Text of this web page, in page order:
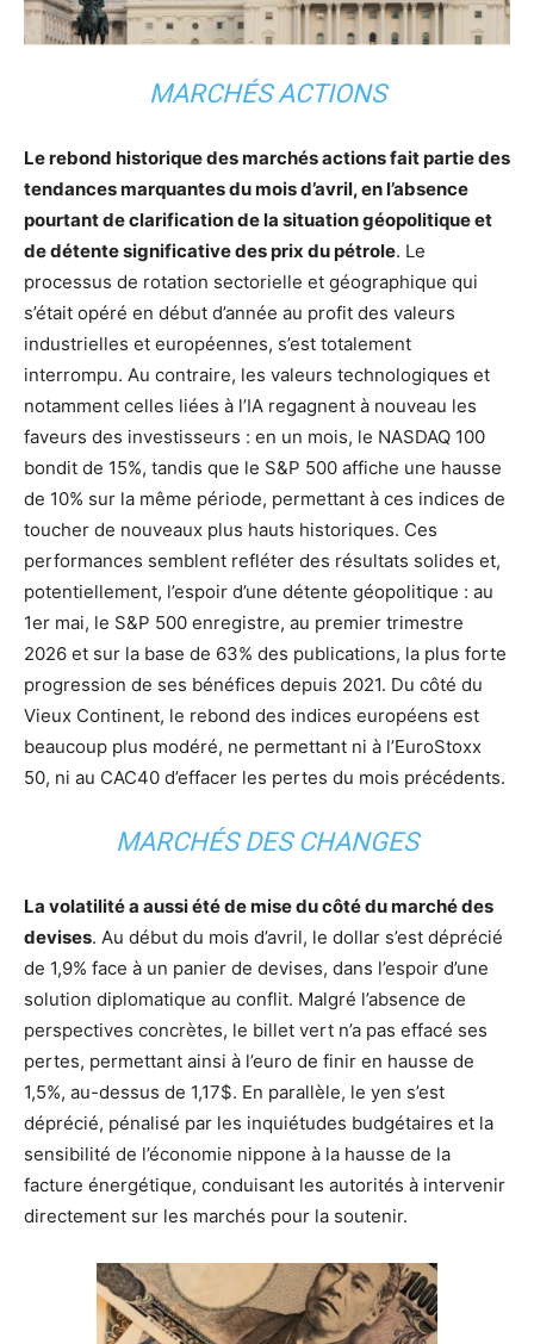
MARCHÉS ACTIONS
Le rebond historique des marchés actions fait partie des
tendances marquantes du mois d’avril, en l’absence
pourtant de clarification de la situation géopolitique et
de détente significative des prix du pétrole. Le
processus de rotation sectorielle et géographique qui
s’était opéré en début d’année au profit des valeurs
industrielles et européennes, s’est totalement
interrompu. Au contraire, les valeurs technologiques et
notamment celles liées à l’IA regagnent à nouveau les
faveurs des investisseurs : en un mois, le NASDAQ 100
bondit de 15%, tandis que le S&P 500 affiche une hausse
de 10% sur la même période, permettant à ces indices de
toucher de nouveaux plus hauts historiques. Ces
performances semblent refléter des résultats solides et,
potentiellement, l’espoir d’une détente géopolitique : au
1er mai, le S&P 500 enregistre, au premier trimestre
2026 et sur la base de 63% des publications, la plus forte
progression de ses bénéfices depuis 2021. Du côté du
Vieux Continent, le rebond des indices européens est
beaucoup plus modéré, ne permettant ni à l’EuroStoxx
50, ni au CAC40 d’effacer les pertes du mois précédents.
MARCHÉS DES CHANGES
La volatilité a aussi été de mise du côté du marché des
devises. Au début du mois d’avril, le dollar s’est déprécié
de 1,9% face à un panier de devises, dans l’espoir d’une
solution diplomatique au conflit. Malgré l’absence de
perspectives concrètes, le billet vert n’a pas effacé ses
pertes, permettant ainsi à l’euro de finir en hausse de
1,5%, au-dessus de 1,17$. En parallèle, le yen s’est
déprécié, pénalisé par les inquiétudes budgétaires et la
sensibilité de l’économie nippone à la hausse de la
facture énergétique, conduisant les autorités à intervenir
directement sur les marchés pour la soutenir.